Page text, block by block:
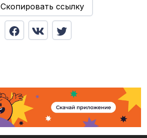
Скопировать ссылку